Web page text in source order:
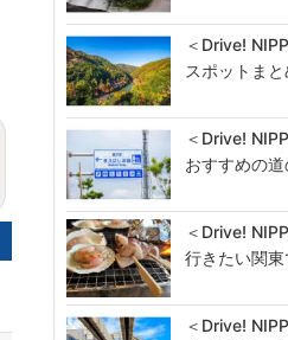
＜Drive!
スポットま
＜Drive!
おすすめの
＜Drive!
行きたい関
＜Drive!